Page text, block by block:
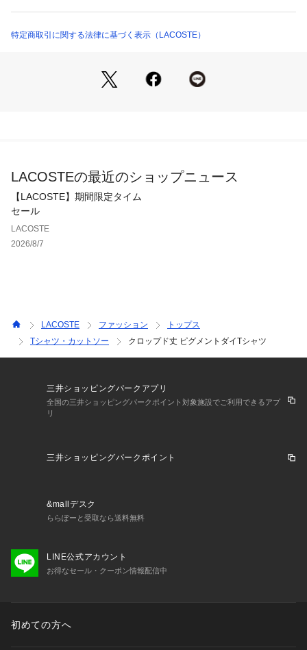
ードを添え、エレガントにもアクティブにも着回し力を発揮す
・コットン100%の素材
・顔料による製品染めで、1点ごとに表情が異なるデザイン
__________________________________________
お気に入り登録してLACOSTEの最新情報を手に入れよう
【商品のお気に入り登録】
品情報をお届け
【ショップ・ブランドのお気に入り登録】
特定商取引に関する法律に基づく表示（LACOSTE）
LACOSTEの最近のショップニュース
【LACOSTE】期間限定タイム
セール
LACOSTE
2026/8/7
LACOSTE ファッション
トップス
Tシャツ・カットソー
クロップド丈 ピグメントダイTシャツ
三井ショッピングパークアプリ
全国の三井ショッピングパークポイント対象施設でご利用できるアプ
リ
三井ショッピングパークポイント
&mallデスク
ららぽーと受取なら送料無料
LINE公式アカウント
お得なセール・クーポン情報配信中
初めての方へ